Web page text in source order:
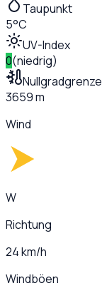
Taupunkt
5°C
UV-Index
0(niedrig)
Nullgradgrenze
3659 m
Wind
W
Richtung
24 km/h
Windböen